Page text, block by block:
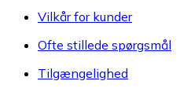
Vilkår for kunder
Ofte stillede spørgsmål
Tilgængelighed